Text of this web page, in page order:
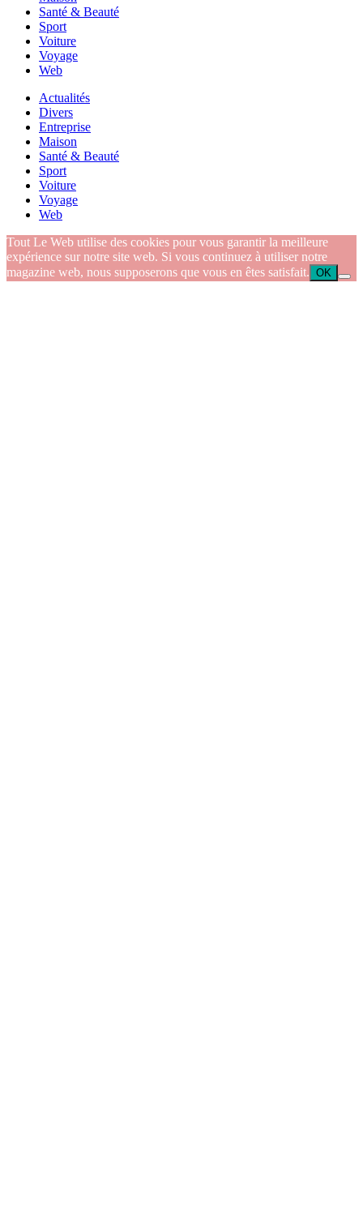
Santé & Beauté
Sport
Voiture
Voyage
Web
Actualités
Divers
Entreprise
Maison
Santé & Beauté
Sport
Voiture
Voyage
Web
Tout Le Web utilise des cookies pour vous garantir la meilleure
expérience sur notre site web. Si vous continuez à utiliser notre
magazine web, nous supposerons que vous en êtes satisfait. OK